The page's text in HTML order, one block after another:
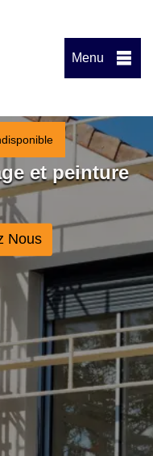
Menu
et peinture
Nous